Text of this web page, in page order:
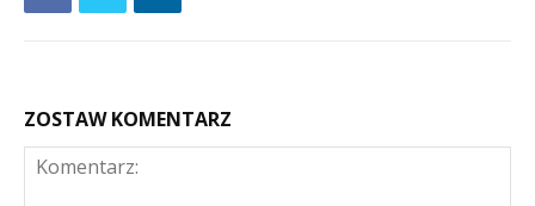
ZOSTAW KOMENTARZ